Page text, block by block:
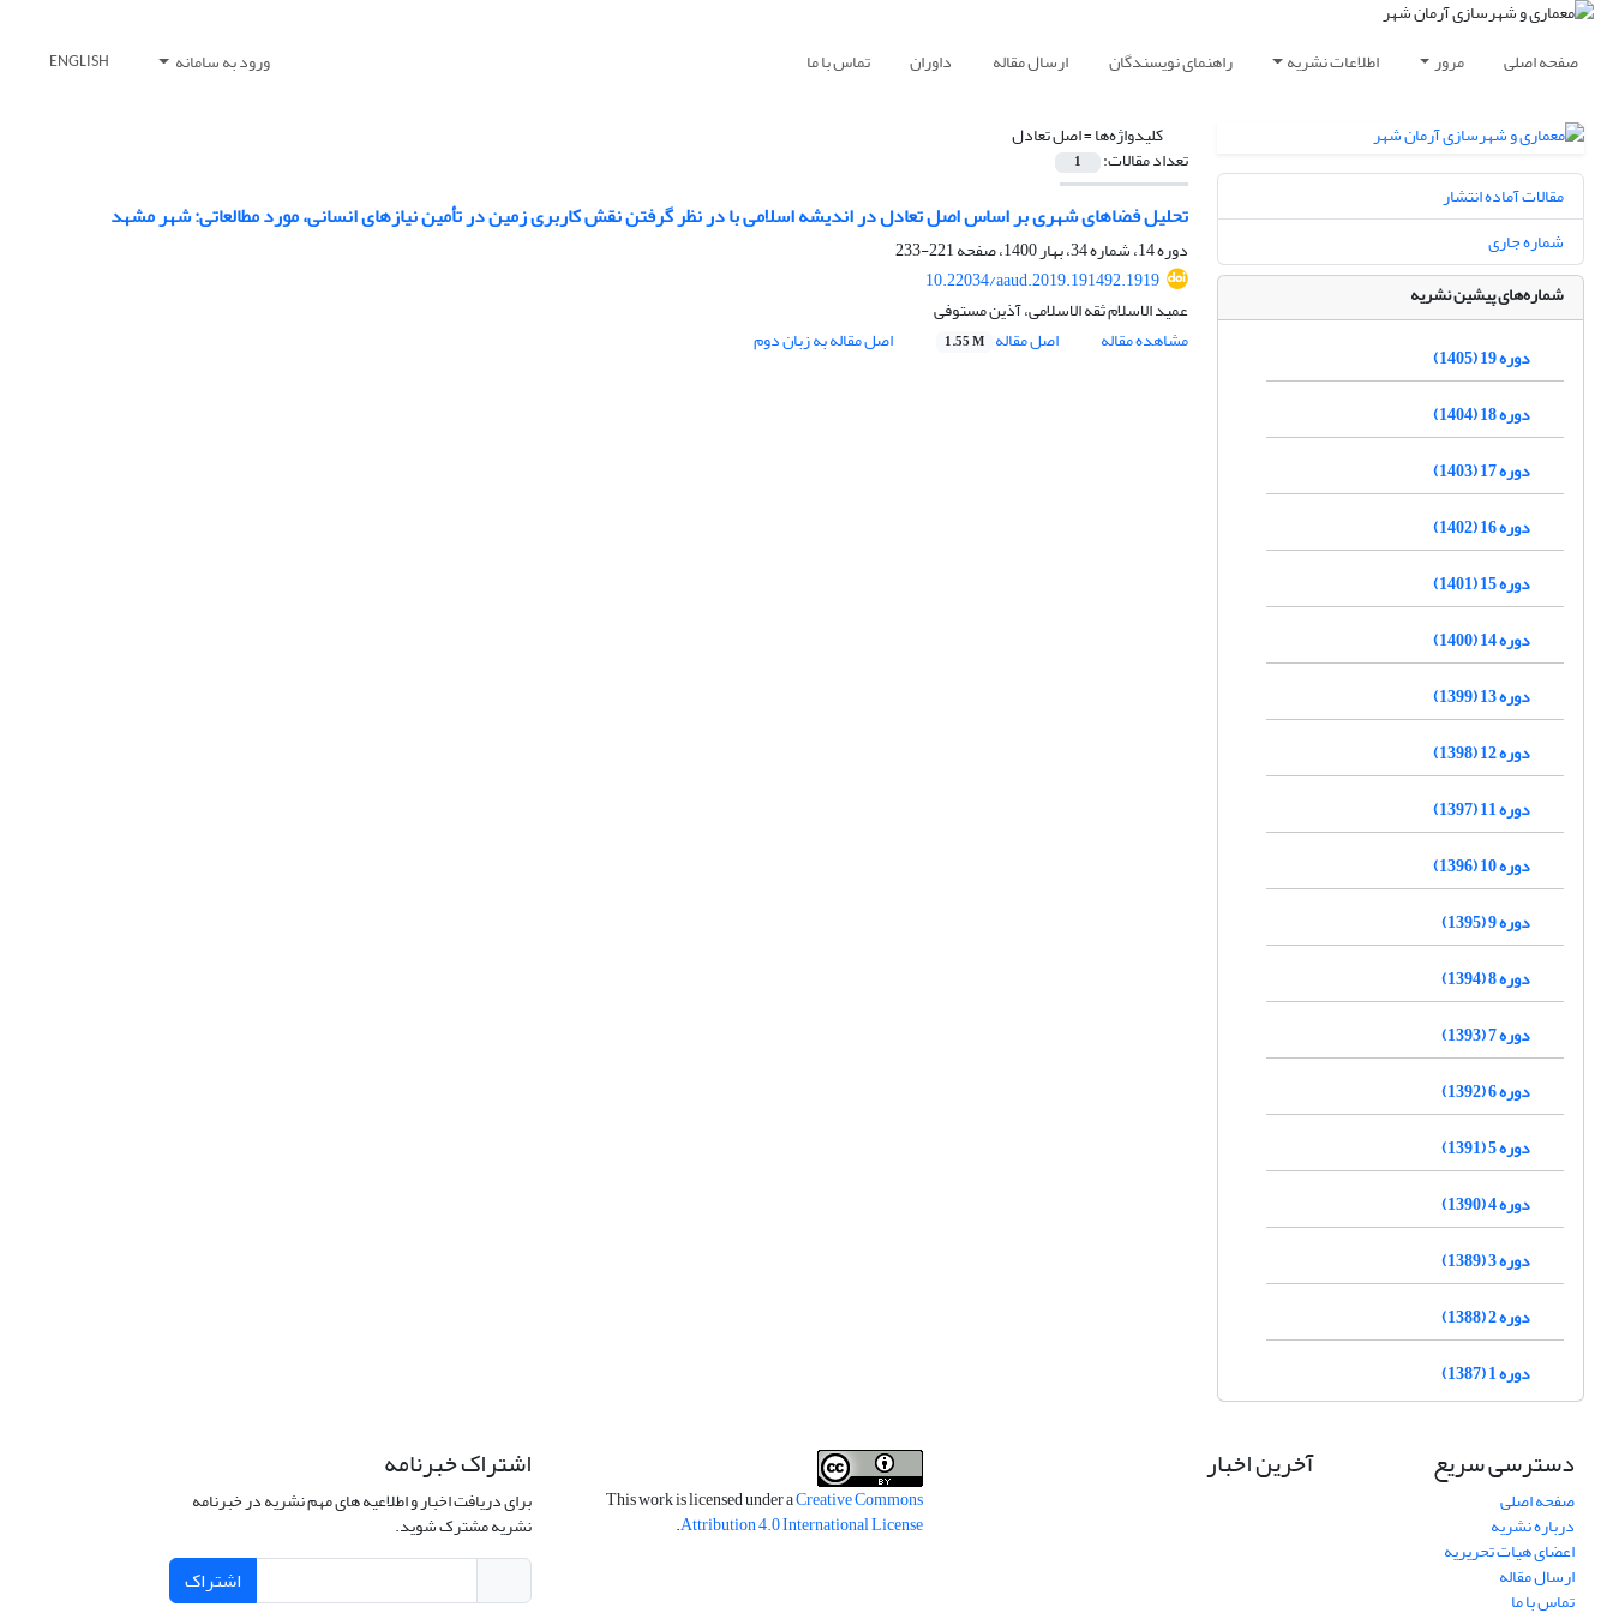
صفحه اصلی مرور اطلاعات نشریه راهنمای نویسندگان ارسال مقاله داوران تماس با ما ورود به سامانه ENGLISH
کلیدواژه‌ها =اصل تعادل
تعداد مقالات: 1
تحلیل فضاهای شهری بر اساس اصل تعادل در اندیشه اسلامی با در نظر گرفتن نقش کاربری زمین در تأمین نیازهای انسانی، مورد مطالعاتی: شهر مشهد
دوره 14، شماره 34، بهار 1400، صفحه
221-233
10.22034/aaud.2019.191492.1919
عمید الاسلام ثقه الاسلامی، آذین مستوفی
مشاهده مقاله
اصل مقاله 1.55 M اصل مقاله به زبان دوم
مقالات آماده انتشار
شماره جاری
شماره‌های پیشین نشریه
دوره 19 (1405)
دوره 18 (1404)
دوره 17 (1403)
دوره 16 (1402)
دوره 15 (1401)
دوره 14 (1400)
دوره 13 (1399)
دوره 12 (1398)
دوره 11 (1397)
دوره 10 (1396)
دوره 9 (1395)
دوره 8 (1394)
دوره 7 (1393)
دوره 6 (1392)
دوره 5 (1391)
دوره 4 (1390)
دوره 3 (1389)
دوره 2 (1388)
دوره 1 (1387)
دسترسی سریع
صفحه اصلی
درباره نشریه
اعضای هیات تحریریه
ارسال مقاله
تماس با ما
آخرین اخبار
This work is licensed under aCreative Commons
Attribution 4.0 International License
.
اشتراک خبرنامه
برای دریافت اخبار و اطلاعیه های مهم نشریه در خبرنامه
نشریه مشترک شوید.
اشتراک